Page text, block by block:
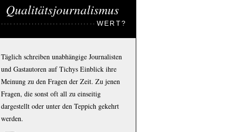
Qualitätsjournalismus
WERT?
Täglich schreiben unabhängige Journalisten
und Gastautoren auf Tichys Einblick ihre
Meinung zu den Fragen der Zeit. Zu jenen
Fragen, die sonst oft all zu einseitig
dargestellt oder unter den Teppich gekehrt
werden.